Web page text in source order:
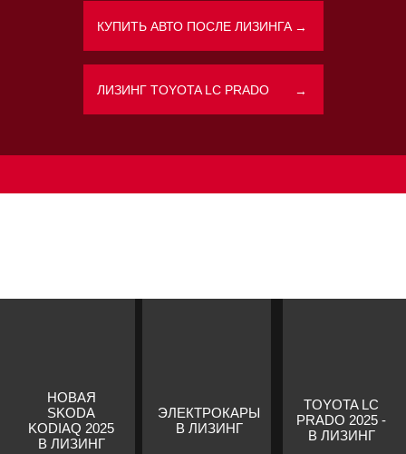
КУПИТЬ АВТО ПОСЛЕ ЛИЗИНГА →
ЛИЗИНГ TOYOTA LC PRADO →
НОВАЯ
SKODA
KODIAQ 2025
В ЛИЗИНГ
ЭЛЕКТРОКАРЫ
В ЛИЗИНГ
TOYOTA LC
PRADO 2025 -
В ЛИЗИНГ